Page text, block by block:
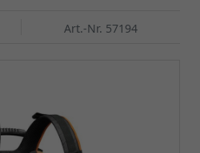
Art.-Nr. 57194